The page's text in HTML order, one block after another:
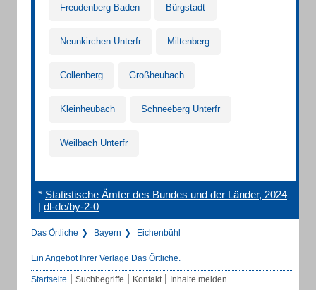
Freudenberg Baden Bürgstadt
Neunkirchen Unterfr Miltenberg
Collenberg Großheubach
Kleinheubach Schneeberg Unterfr
Weilbach Unterfr
* Statistische Ämter des Bundes und der Länder, 2024
| dl-de/by-2-0
Das Örtliche Bayern Eichenbühl
Ein Angebot Ihrer Verlage Das Örtliche.
Startseite | Suchbegriffe | Kontakt | Inhalte melden